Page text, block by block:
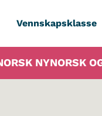
Vennskapsklasse
NYNORSK